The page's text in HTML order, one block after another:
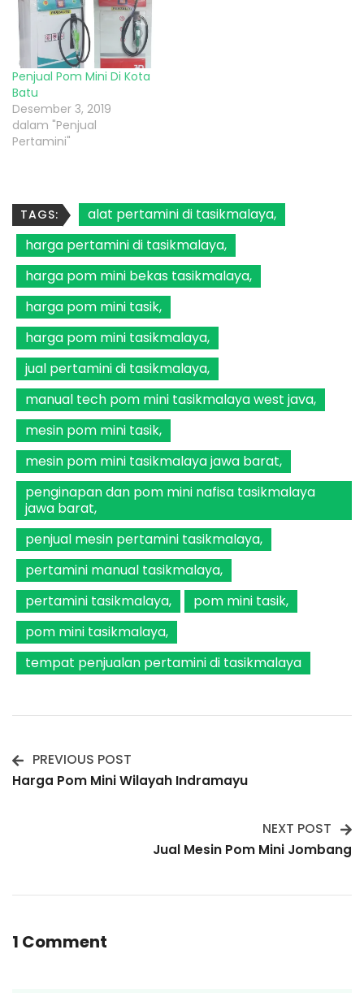
Penjual Pom Mini Di Kota
Batu
Desember 3, 2019
dalam "Penjual
Pertamini"
TAGS:
alat pertamini di tasikmalaya
harga pertamini di tasikmalaya
harga pom mini bekas tasikmalaya
harga pom mini tasik
harga pom mini tasikmalaya
jual pertamini di tasikmalaya
manual tech pom mini tasikmalaya west java
mesin pom mini tasik
mesin pom mini tasikmalaya jawa barat
penginapan dan pom mini nafisa tasikmalaya
jawa barat
penjual mesin pertamini tasikmalaya
pertamini manual tasikmalaya
pertamini tasikmalaya
pom mini tasik
pom mini tasikmalaya
tempat penjualan pertamini di tasikmalaya
Post
PREVIOUS POST
Harga Pom Mini Wilayah Indramayu
NEXT POST
Jual Mesin Pom Mini Jombang
1 Comment